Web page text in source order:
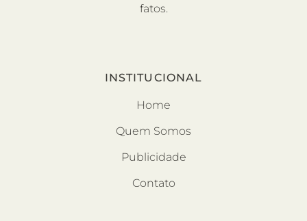
fatos.
INSTITUCIONAL
Home
Quem Somos
Publicidade
Contato